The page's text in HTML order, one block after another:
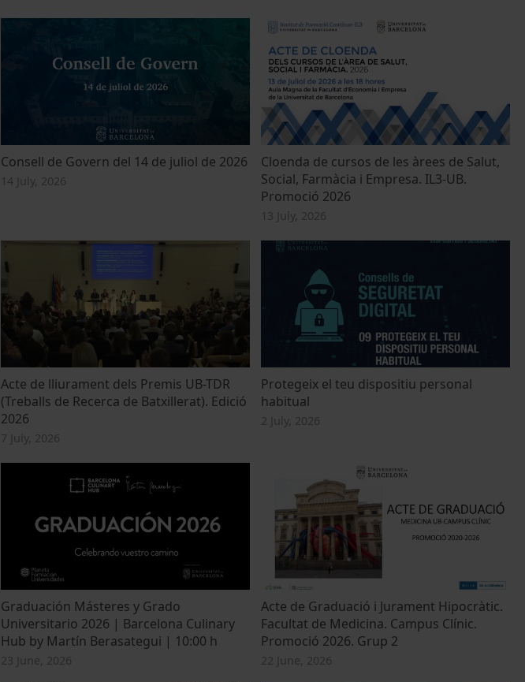
Consell de Govern del 14 de juliol de 2026
14 July, 2026
Cloenda de cursos de les àrees de Salut,
Social, Farmàcia i Empresa. IL3-UB.
Promoció 2026
13 July, 2026
Acte de lliurament dels Premis UB-TDR
(Treballs de Recerca de Batxillerat). Edició
2026
7 July, 2026
Protegeix el teu dispositiu personal
habitual
2 July, 2026
Graduación Másteres y Grado
Universitario 2026 | Barcelona Culinary
Hub by Martín Berasategui | 10:00 h
23 June, 2026
Acte de Graduació i Jurament Hipocràtic.
Facultat de Medicina. Campus Clínic.
Promoció 2026. Grup 2
22 June, 2026